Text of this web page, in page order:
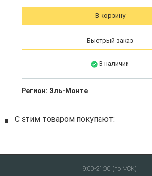
В корзину
Быстрый заказ
В наличии
Регион: Эль-Монте
С этим товаром покупают:
9:00-21:00 (по МСК)